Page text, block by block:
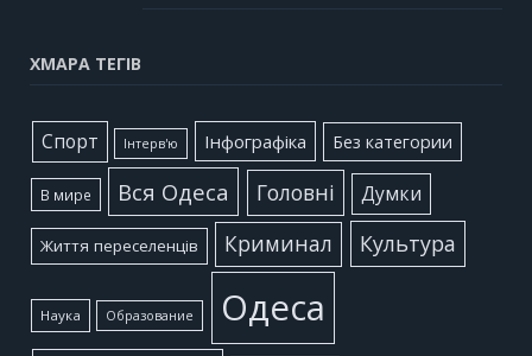
ХМАРА ТЕГІВ
Cпорт Інтерв'ю Інфографіка Без категории
В мире Вся Одеса Головні Думки
Життя переселенців Криминал Культура
Наука Образование Одеса